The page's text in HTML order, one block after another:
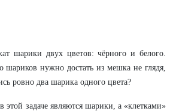
шарики двух цветов: чёрного и белого.
шариков нужно достать из мешка не глядя,
ровно два шарика одного цвета?
задаче являются шарики, а «клетками»